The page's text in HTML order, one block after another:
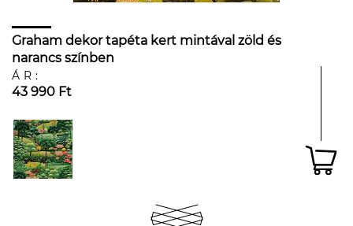
Graham dekor tapéta kert mintával zöld és
narancs színben
ÁR:
43 990 Ft